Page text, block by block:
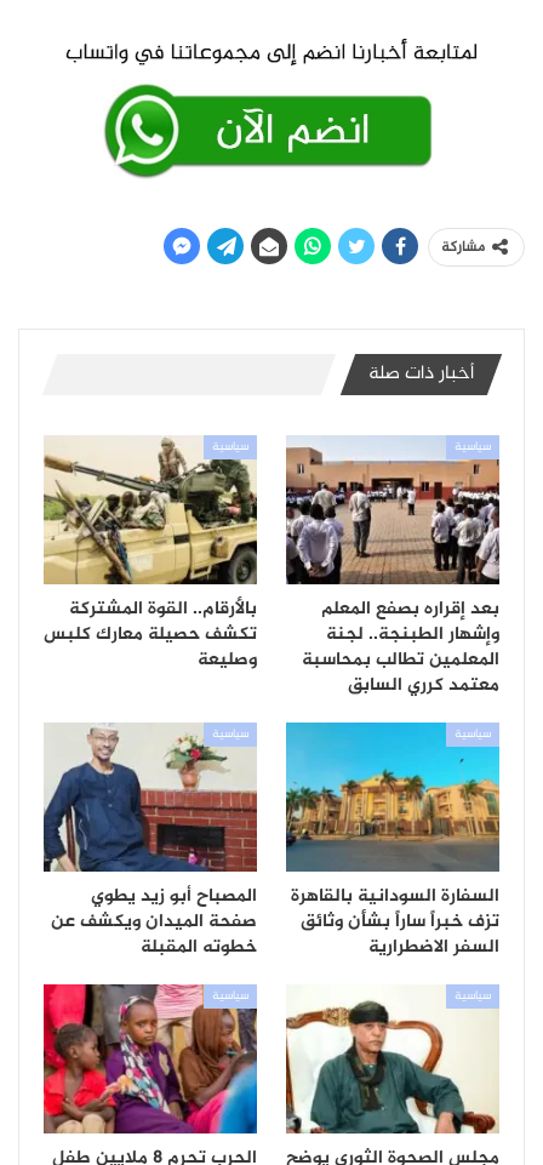
مشاركة
أخبار ذات صلة
سياسية
بعد إقراره بصفع المعلم
وإشهار الطبنجة.. لجنة
المعلمين تطالب بمحاسبة
معتمد كرري السابق
سياسية
بالأرقام.. القوة المشتركة
تكشف حصيلة معارك كلبس
وصليعة
سياسية
السفارة السودانية بالقاهرة
تزف خبراً ساراً بشأن وثائق
السفر الاضطرارية
سياسية
المصباح أبو زيد يطوي
صفحة الميدان ويكشف عن
خطوته المقبلة
سياسية
مجلس الصحوة الثوري يوضح
سياسية
الحرب تحرم 8 ملايين طفل